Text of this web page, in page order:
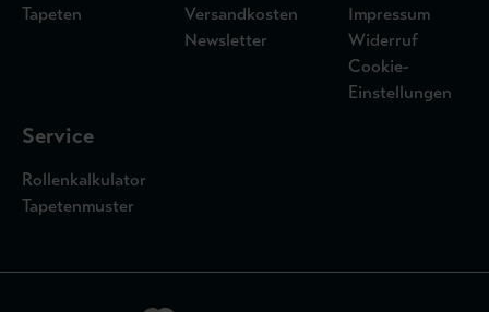
Tapeten
Versandkosten
Newsletter
Impressum
Widerruf
Cookie-
Einstellungen
Service
Rollenkalkulator
Tapetenmuster